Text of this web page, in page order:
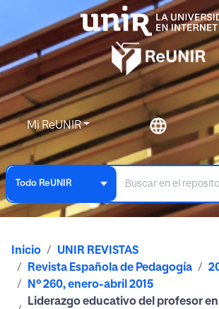
Mi ReUNIR
Todo ReUNIR
Inicio
UNIR REVISTAS
Revista Española de Pedagogía
Nº 260, enero-abril 2015
Liderazgo educativo del profesor en